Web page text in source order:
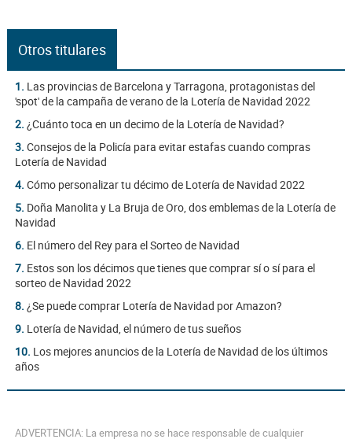
Otros titulares
1. Las provincias de Barcelona y Tarragona, protagonistas del
'spot' de la campaña de verano de la Lotería de Navidad 2022
2. ¿Cuánto toca en un decimo de la Lotería de Navidad?
3. Consejos de la Policía para evitar estafas cuando compras
Lotería de Navidad
4. Cómo personalizar tu décimo de Lotería de Navidad 2022
5. Doña Manolita y La Bruja de Oro, dos emblemas de la Lotería de
Navidad
6. El número del Rey para el Sorteo de Navidad
7. Estos son los décimos que tienes que comprar sí o sí para el
sorteo de Navidad 2022
8. ¿Se puede comprar Lotería de Navidad por Amazon?
9. Lotería de Navidad, el número de tus sueños
10. Los mejores anuncios de la Lotería de Navidad de los últimos
años
ADVERTENCIA: La empresa no se hace responsable de cualquier